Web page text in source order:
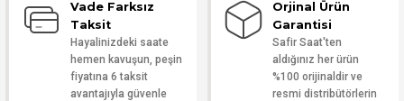
Vade Farksız
Taksit
Hayalinizdeki saate
hemen kavuşun, peşin
fiyatına 6 taksit
avantajıyla güvenle
Orjinal Ürün
Garantisi
Safir Saat'ten
aldığınız her ürün
%100 orijinaldir ve
resmi distribütörlerin